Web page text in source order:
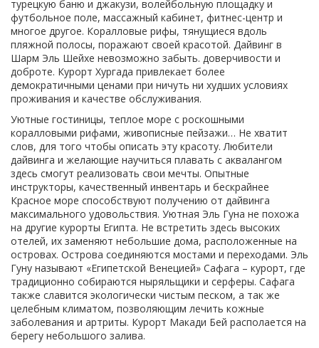
турецкую баню и джакузи, волейбольную площадку и
футбольное поле, массажный кабинет, фитнес-центр и
многое другое. Коралловые рифы, тянущиеся вдоль
пляжной полосы, поражают своей красотой. Дайвинг в
Шарм Эль Шейхе невозможно забыть. доверчивости и
доброте. Курорт Хургада привлекает более
демократичными ценами при ничуть ни худших условиях
проживания и качестве обслуживания.
Уютные гостиницы, теплое море с роскошными
коралловыми рифами, живописные пейзажи… Не хватит
слов, для того чтобы описать эту красоту. Любители
дайвинга и желающие научиться плавать с аквалангом
здесь смогут реализовать свои мечты. Опытные
инструкторы, качественный инвентарь и бескрайнее
Красное море способствуют получению от дайвинга
максимального удовольствия. Уютная Эль Гуна не похожа
на другие курорты Египта. Не встретить здесь высоких
отелей, их заменяют небольшие дома, расположенные на
островах. Острова соединяются мостами и переходами. Эль
Гуну называют «Египетской Венецией» Сафага – курорт, где
традиционно собираются ныряльщики и серферы. Сафага
также славится экологически чистым песком, а так же
целебным климатом, позволяющим лечить кожные
заболевания и артриты. Курорт Макади Бей располается на
берегу небольшого залива.